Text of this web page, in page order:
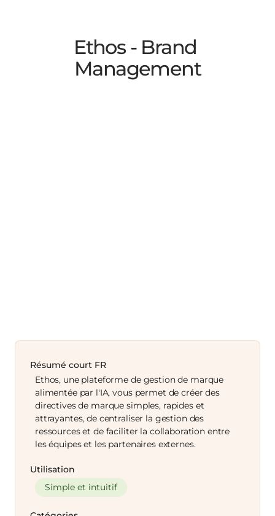
Ethos - Brand
Management
Résumé court FR
Ethos, une plateforme de gestion de marque
alimentée par l'IA, vous permet de créer des
directives de marque simples, rapides et
attrayantes, de centraliser la gestion des
ressources et de faciliter la collaboration entre
les équipes et les partenaires externes.
Utilisation
Simple et intuitif